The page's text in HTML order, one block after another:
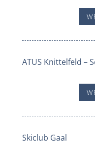
ATUS Knittelfeld –
Skiclub Gaal